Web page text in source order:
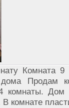
Комната 9
дома Продам
комнаты. Дом
комнате